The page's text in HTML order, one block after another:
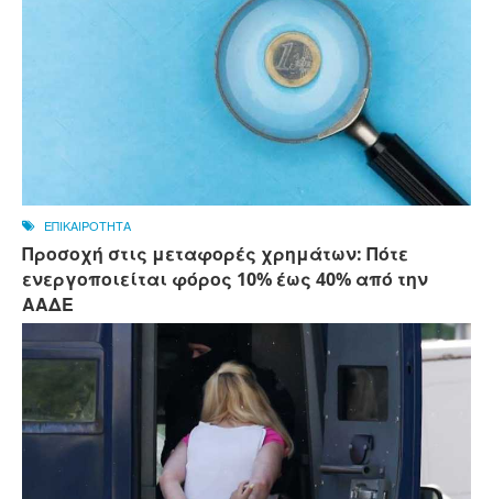
ΕΠΙΚΑΙΡΟΤΗΤΑ
Προσοχή στις μεταφορές χρημάτων: Πότε
ενεργοποιείται φόρος 10% έως 40% από την
ΑΑΔΕ